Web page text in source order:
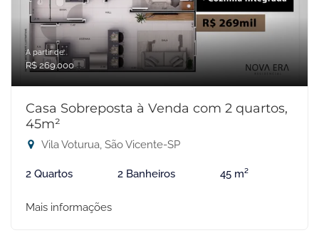
A partir de:
R$ 269.000
Casa Sobreposta à Venda com 2 quartos,
45m²
Vila Voturua, São Vicente-SP
2 Quartos 2 Banheiros 45 m²
Mais informações